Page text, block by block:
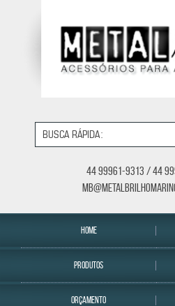
44 99961-9313 / 44
HOME
PRODUTOS
ORÇAMENTO